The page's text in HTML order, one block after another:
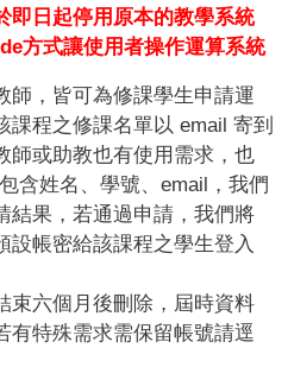
日起停用原本的教學系統
方式讓使用者操作運算系統
師，皆可為修課學生申請運
程之修課名單以 email 寄到
師或助教也有使用需求，也
含姓名、學號、email，我們
結果，若通過申請，我們將
設帳密給該課程之學生登入
束六個月後刪除，屆時資料
有特殊需求需保留帳號請逕